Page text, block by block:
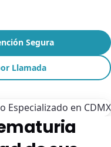
Segura
Llamada